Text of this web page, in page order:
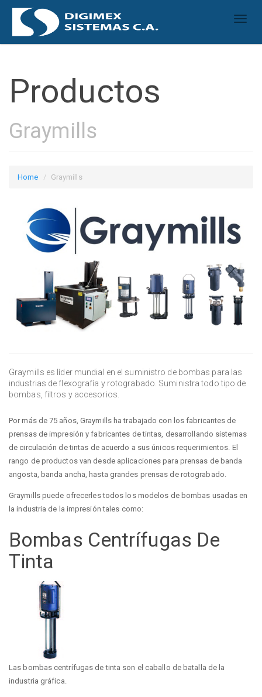
Productos
Graymills
Home Graymills
Graymills es líder mundial en el suministro de bombas para las
industrias de flexografía y rotograbado. Suministra todo tipo de
bombas, filtros y accesorios.
Por más de 75 años, Graymills ha trabajado con los fabricantes de
prensas de impresión y fabricantes de tintas, desarrollando sistemas
de circulación de tintas de acuerdo a sus únicos requerimientos. El
rango de productos van desde aplicaciones para prensas de banda
angosta, banda ancha, hasta grandes prensas de rotograbado.
Graymills puede ofrecerles todos los modelos de bombas usadas en
la industria de la impresión tales como:
Bombas Centrífugas De
Tinta
Las bombas centrífugas de tinta son el caballo de batalla de la
industria gráfica.